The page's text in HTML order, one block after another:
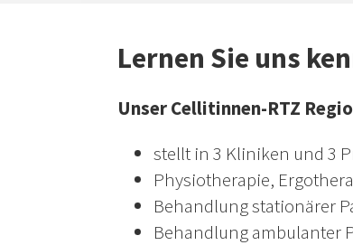
Lernen Sie uns
Unser Cellitinnen-RTZ
stellt in 3 Kliniken und 3
Physiotherapie,
Behandlung stationärer
Behandlung ambulanter